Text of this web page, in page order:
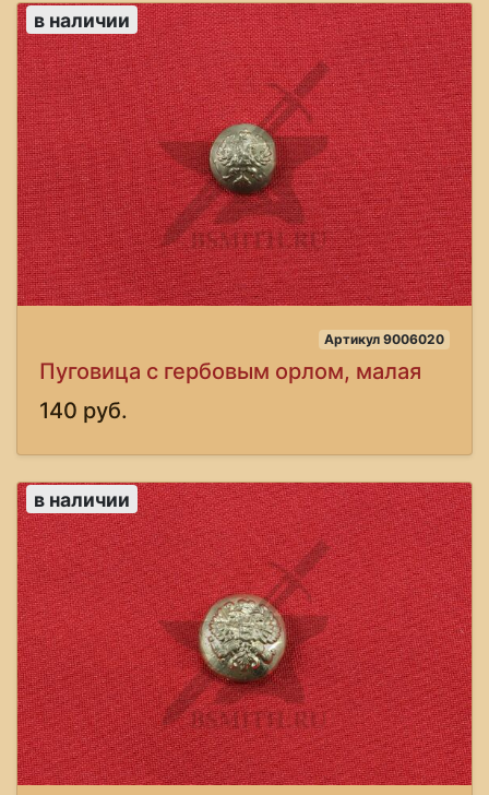
в наличии
Артикул 9006020
Пуговица с гербовым орлом, малая
140 руб.
в наличии